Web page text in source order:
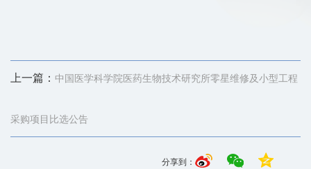
上一篇： 中国医学科学院医药生物技术研究所零星维修及小型工程
采购项目比选公告
分享到：